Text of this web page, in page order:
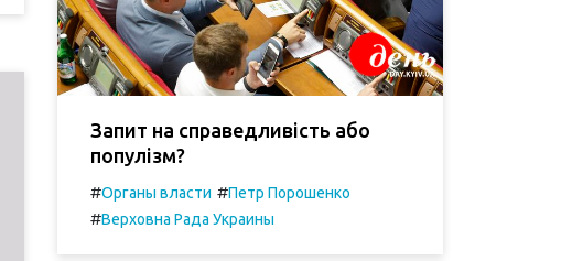
Запит на справедливість або
популізм?
#Органы власти #Петр Порошенко
#Верховна Рада Украины